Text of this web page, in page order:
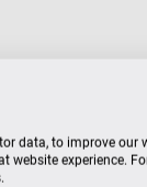
data, to improve our
website experience.